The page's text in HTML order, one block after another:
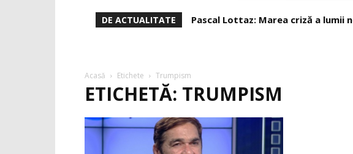
DE ACTUALITATE Pascal Lottaz: Marea criză a lumii
Acasă Etichete Trumpism
ETICHETĂ: TRUMPISM